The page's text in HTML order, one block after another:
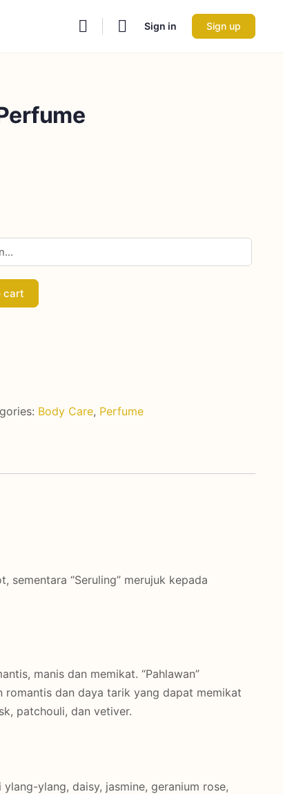
Sign in Sign up
cart
Body Care, Perfume
sementara “Seruling” merujuk kepada
manis dan memikat. “Pahlawan”
romantis dan daya tarik yang dapat memikat
patchouli, dan vetiver.
ylang, daisy, jasmine, geranium rose,